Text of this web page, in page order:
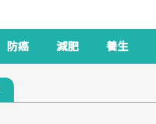
防癌 減肥 養生